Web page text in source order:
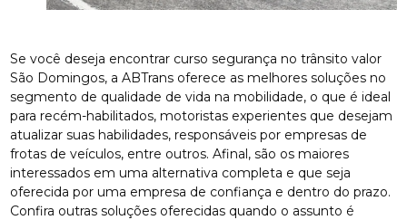
Se você deseja encontrar curso segurança no trânsito valor
São Domingos, a ABTrans oferece as melhores soluções no
segmento de qualidade de vida na mobilidade, o que é ideal
para recém-habilitados, motoristas experientes que desejam
atualizar suas habilidades, responsáveis por empresas de
frotas de veículos, entre outros. Afinal, são os maiores
interessados em uma alternativa completa e que seja
oferecida por uma empresa de confiança e dentro do prazo.
Confira outras soluções oferecidas quando o assunto é